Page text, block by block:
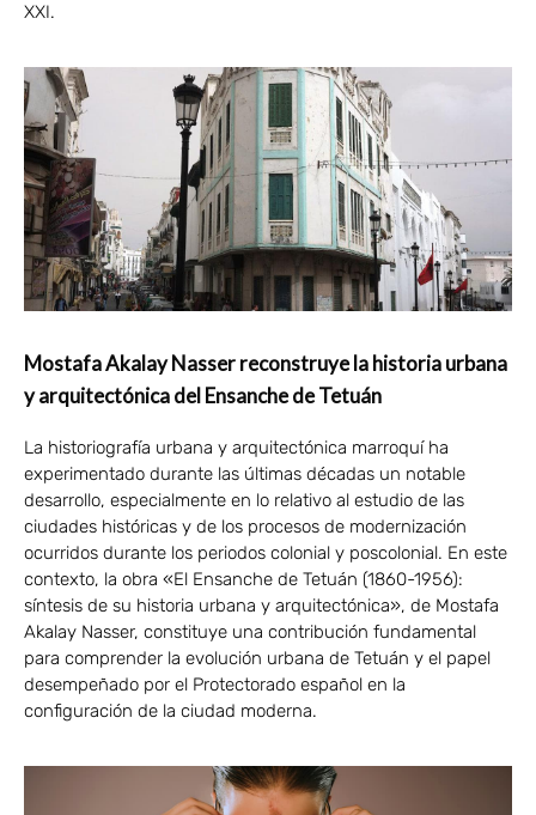
XXI.
Mostafa Akalay Nasser reconstruye la historia urbana
y arquitectónica del Ensanche de Tetuán
La historiografía urbana y arquitectónica marroquí ha
experimentado durante las últimas décadas un notable
desarrollo, especialmente en lo relativo al estudio de las
ciudades históricas y de los procesos de modernización
ocurridos durante los periodos colonial y poscolonial. En este
contexto, la obra «El Ensanche de Tetuán (1860-1956):
síntesis de su historia urbana y arquitectónica», de Mostafa
Akalay Nasser, constituye una contribución fundamental
para comprender la evolución urbana de Tetuán y el papel
desempeñado por el Protectorado español en la
configuración de la ciudad moderna.